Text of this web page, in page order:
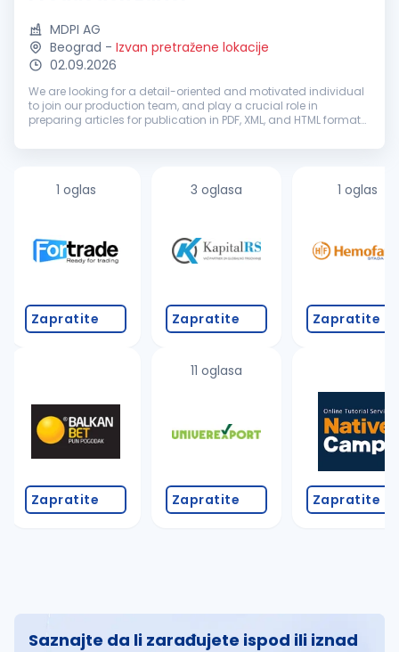
MDPI AG
Beograd - Izvan pretražene lokacije
02.09.2026
We are looking for a detail-oriented and motivated individual
to join our production team, and play a crucial role in
preparing articles for publication in PDF, XML, and HTML formats
provided...
1 oglas
Zapratite
Zapratite
3 oglasa
Zapratite
11 oglasa
Zapratite
1 oglas
Zapratite
Zapratite
Saznajte da li zarađujete ispod ili iznad